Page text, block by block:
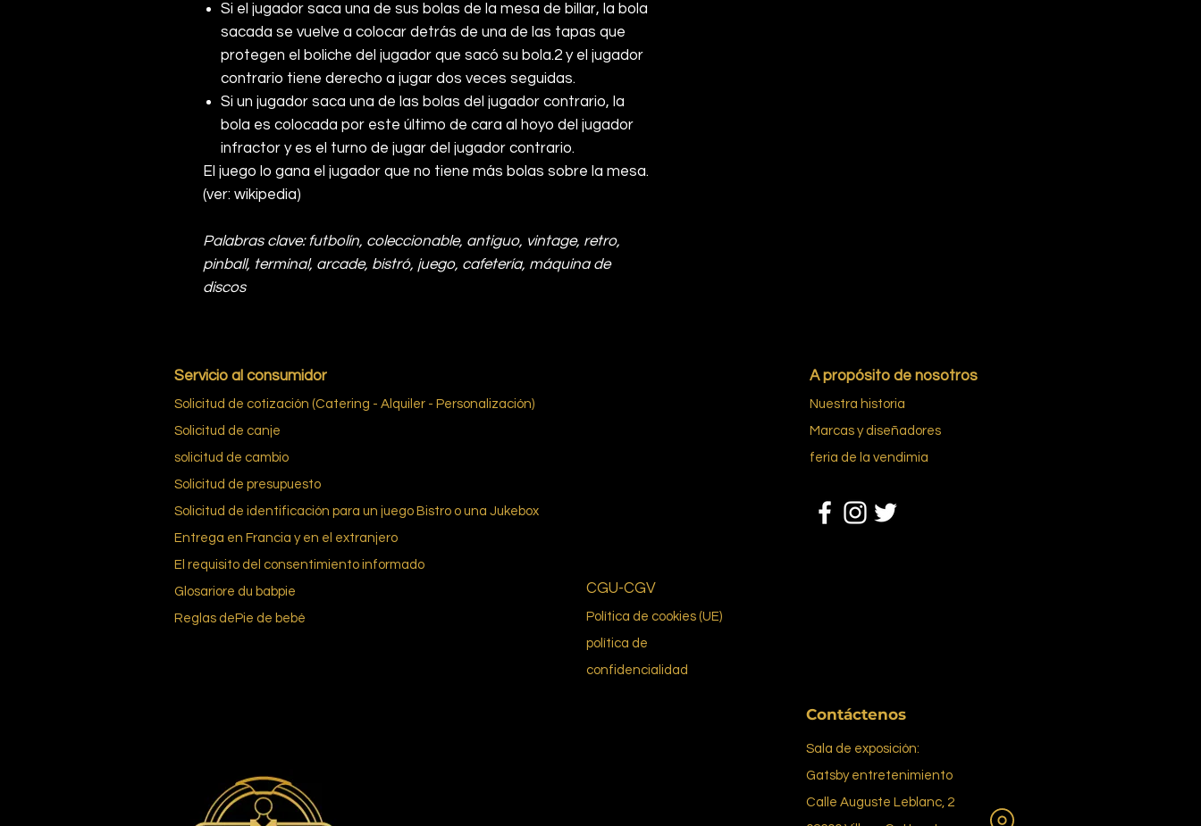
Si el jugador saca una de sus bolas de la mesa de billar, la bola
sacada se vuelve a colocar detrás de una de las tapas que
protegen el boliche del jugador que sacó su bola.2 y el jugador
contrario tiene derecho a jugar dos veces seguidas.
Si un jugador saca una de las bolas del jugador contrario, la
bola es colocada por este último de cara al hoyo del jugador
infractor y es el turno de jugar del jugador contrario.
El juego lo gana el jugador que no tiene más bolas sobre la mesa.
(ver: wikipedia)
Palabras clave: futbolín, coleccionable, antiguo, vintage, retro,
pinball, terminal, arcade, bistró, juego, cafetería, máquina de
discos
Servicio al consumidor
Solicitud de cotización (Catering - Alquiler - Personalización)
Solicitud de canje
solicitud de cambio
Solicitud de presupuesto
Solicitud de identificación para un juego Bistro o una Jukebox
Entrega en Francia y en el extranjero
El requisito del consentimiento informado
Glosariore du babpie
Reglas de Pie de bebé
CGU-CGV
Política de cookies (UE)
política de
confidencialidad
A propósito de nosotros
Nuestra historia
Marcas y diseñadores
feria de la vendimia
Contáctenos
Sala de exposición:
Gatsby entretenimiento
Calle Auguste Leblanc, 2